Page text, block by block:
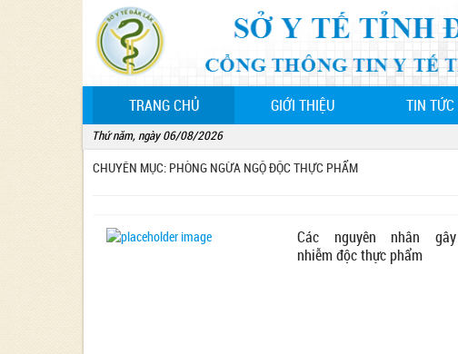
TRANG CHỦ(CURRENT) GIỚI THIỆU TIN TỨC
Thứ năm, ngày 06/08/2026
CHUYÊN MỤC: PHÒNG NGỪA NGỘ ĐỘC THỰC PHẨM
Các nguyên nhân gây
nhiễm độc thực phẩm